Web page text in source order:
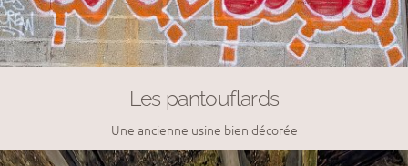
Les pantouflards
Une ancienne usine bien décorée